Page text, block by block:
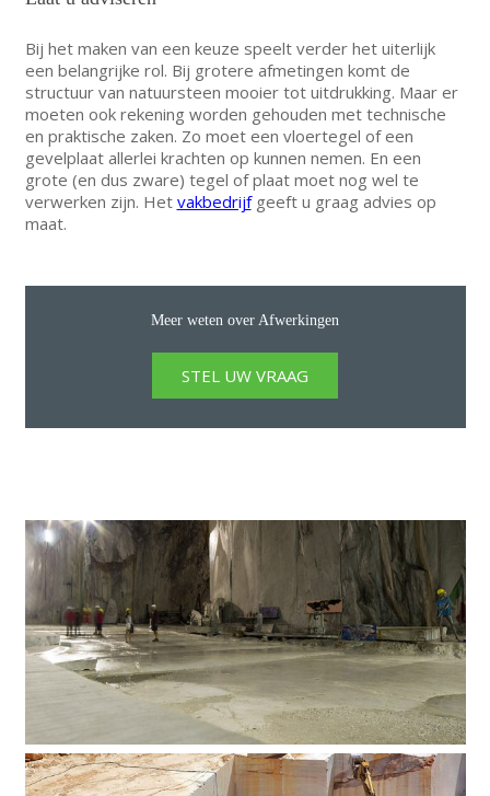
Bij het maken van een keuze speelt verder het uiterlijk
een belangrijke rol. Bij grotere afmetingen komt de
structuur van natuursteen mooier tot uitdrukking. Maar er
moeten ook rekening worden gehouden met technische
en praktische zaken. Zo moet een vloertegel of een
gevelplaat allerlei krachten op kunnen nemen. En een
grote (en dus zware) tegel of plaat moet nog wel te
verwerken zijn. Het vakbedrijfgeeft u graag advies op
maat.
Meer weten over Afwerkingen
STEL UW VRAAG